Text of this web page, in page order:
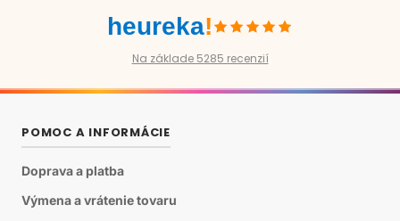
heureka!
Na základe 5285 recenzií
POMOC A INFORMÁCIE
Doprava a platba
Výmena a vrátenie tovaru